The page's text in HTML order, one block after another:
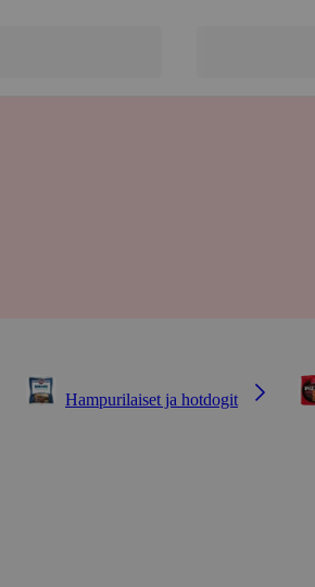
Hampurilaiset ja hotdogit